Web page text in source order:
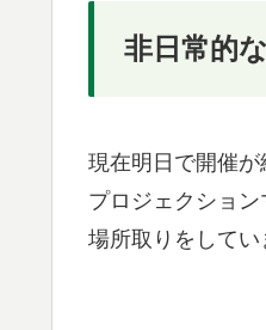
非日常的
現在明日で開催が
プロジェクショ
場所取りをしてい